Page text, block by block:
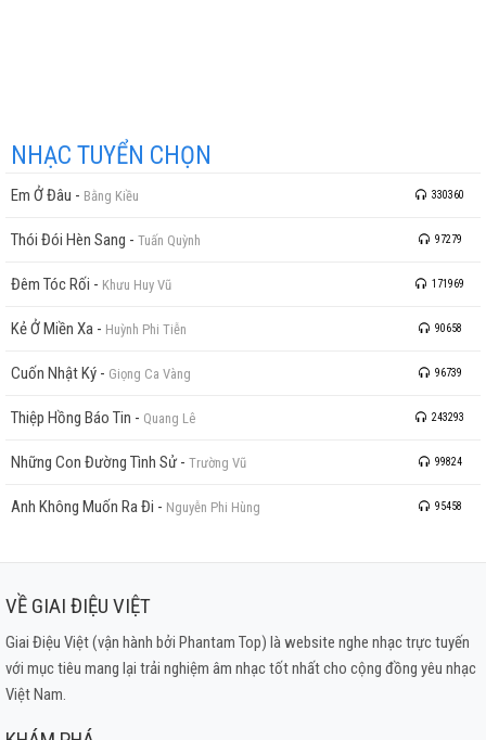
NHẠC TUYỂN CHỌN
Em Ở Đâu - Bằng Kiều 330360
Thói Đói Hèn Sang - Tuấn Quỳnh 97279
Đêm Tóc Rối - Khưu Huy Vũ 171969
Kẻ Ở Miền Xa - Huỳnh Phi Tiễn 90658
Cuốn Nhật Ký - Giọng Ca Vàng 96739
Thiệp Hồng Báo Tin - Quang Lê 243293
Những Con Đường Tình Sử - Trường Vũ 99824
Anh Không Muốn Ra Đi - Nguyễn Phi Hùng 95458
VỀ GIAI ĐIỆU VIỆT
Giai Điệu Việt (vận hành bởi Phantam Top) là website nghe nhạc trực tuyến
với mục tiêu mang lại trải nghiệm âm nhạc tốt nhất cho cộng đồng yêu nhạc
Việt Nam.